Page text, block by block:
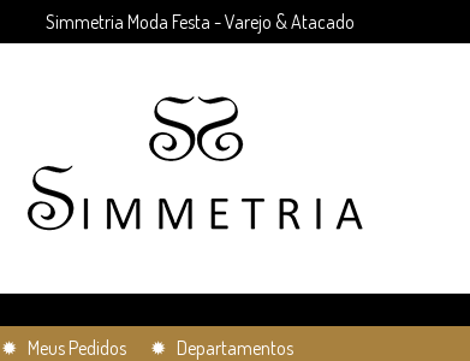
Simmetria Moda Festa - Varejo & Atacado
✹ Meus Pedidos
✹ Departamentos